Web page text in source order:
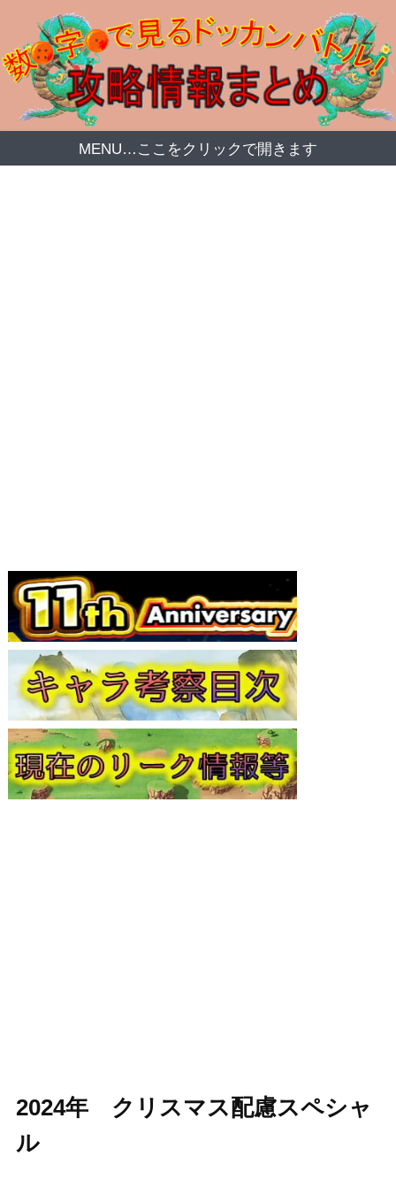
MENU…ここをクリックで開きます
2024年 クリスマス配慮スペシャ
ル